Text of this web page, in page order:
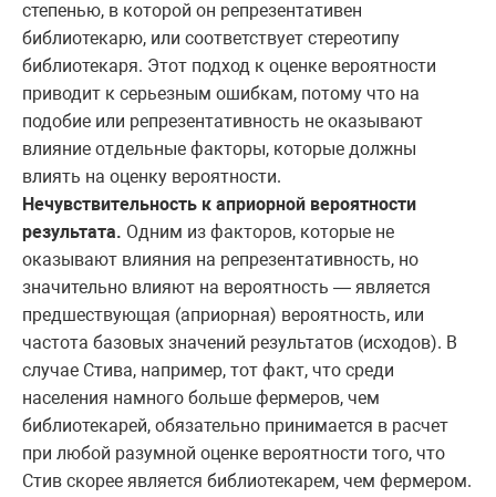
степенью, в которой он репрезентативен
библиотекарю, или соответствует стереотипу
библиотекаря. Этот подход к оценке вероятности
приводит к серьезным ошибкам, потому что на
подобие или репрезентативность не оказывают
влияние отдельные факторы, которые должны
влиять на оценку вероятности.
Нечувствительность к априорной вероятности
результата. Одним из факторов, которые не
оказывают влияния на репрезентативность, но
значительно влияют на вероятность — является
предшествующая (априорная) вероятность, или
частота базовых значений результатов (исходов). В
случае Стива, например, тот факт, что среди
населения намного больше фермеров, чем
библиотекарей, обязательно принимается в расчет
при любой разумной оценке вероятности того, что
Стив скорее является библиотекарем, чем фермером.